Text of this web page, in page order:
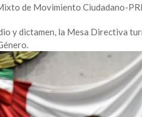
de Movimiento Ciudadano-
y dictamen, la Mesa Directiva